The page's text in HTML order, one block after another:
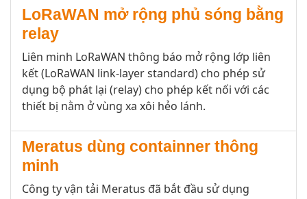
LoRaWAN mở rộng phủ sóng bằng
relay
Liên minh LoRaWAN thông báo mở rộng lớp liên
kết (LoRaWAN link-layer standard) cho phép sử
dụng bộ phát lại (relay) cho phép kết nối với các
thiết bị nằm ở vùng xa xôi hẻo lánh.
Meratus dùng containner thông
minh
Công ty vận tải Meratus đã bắt đầu sử dụng